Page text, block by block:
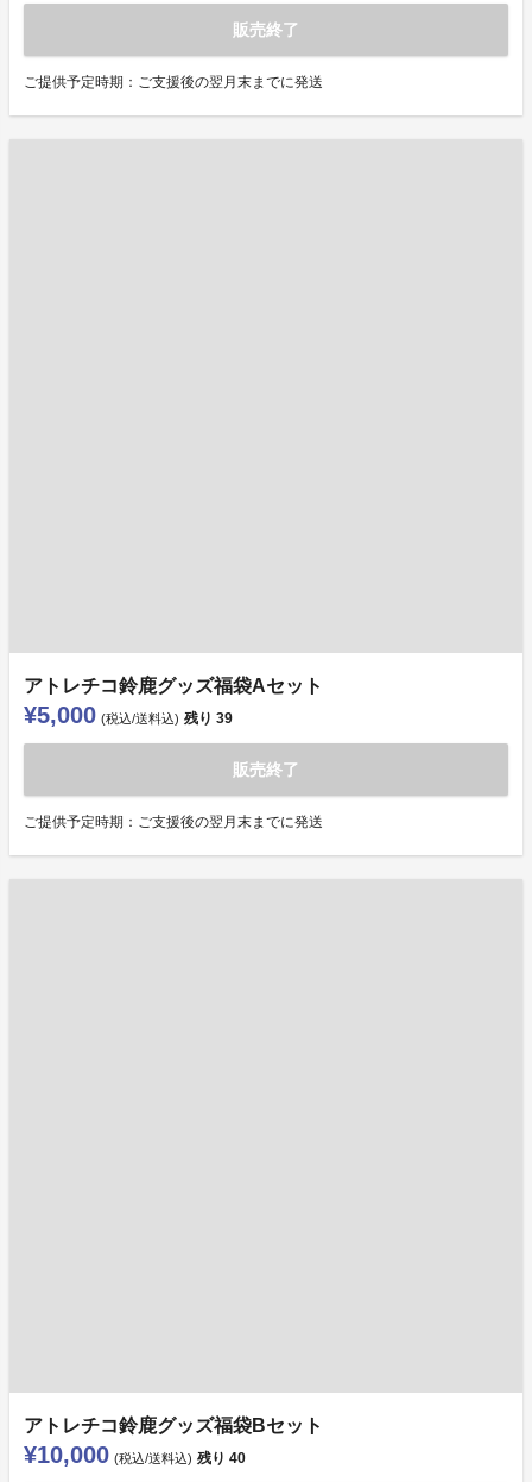
販売終了
ご提供予定時期：ご支援後の翌月末までに発送
アトレチコ鈴鹿グッズ福袋Aセット
¥5,000 (税込/送料込) 残り 39
販売終了
ご提供予定時期：ご支援後の翌月末までに発送
アトレチコ鈴鹿グッズ福袋Bセット
¥10,000 (税込/送料込) 残り 40